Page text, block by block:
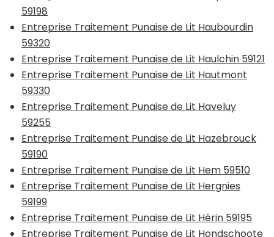
59198
Entreprise Traitement Punaise de Lit Haubourdin
59320
Entreprise Traitement Punaise de Lit Haulchin 59121
Entreprise Traitement Punaise de Lit Hautmont
59330
Entreprise Traitement Punaise de Lit Haveluy
59255
Entreprise Traitement Punaise de Lit Hazebrouck
59190
Entreprise Traitement Punaise de Lit Hem 59510
Entreprise Traitement Punaise de Lit Hergnies
59199
Entreprise Traitement Punaise de Lit Hérin 59195
Entreprise Traitement Punaise de Lit Hondschoote